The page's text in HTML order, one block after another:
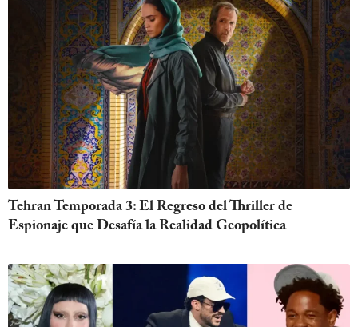
Tehran Temporada 3: El Regreso del Thriller de
Espionaje que Desafía la Realidad Geopolítica